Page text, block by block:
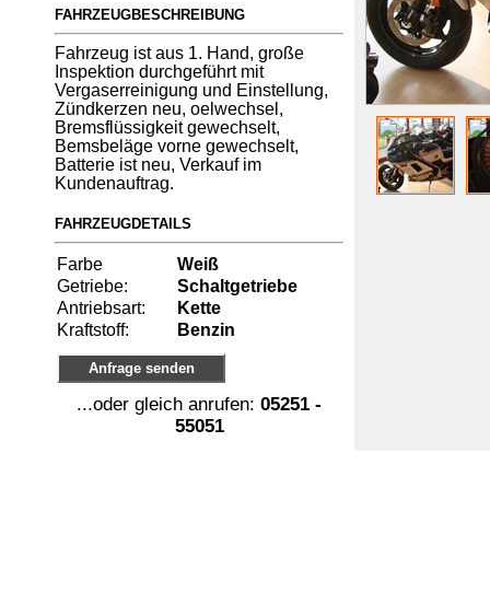
FAHRZEUGBESCHREIBUNG
Fahrzeug ist aus 1. Hand, große
Inspektion durchgeführt mit
Vergaserreinigung und Einstellung,
Zündkerzen neu, oelwechsel,
Bremsflüssigkeit gewechselt,
Bemsbeläge vorne gewechselt,
Batterie ist neu, Verkauf im
Kundenauftrag.
FAHRZEUGDETAILS
Farbe
Weiß
Getriebe:
Schaltgetriebe
Antriebsart:
Kette
Kraftstoff:
Benzin
Anfrage senden
...oder gleich anrufen: 05251 -
55051